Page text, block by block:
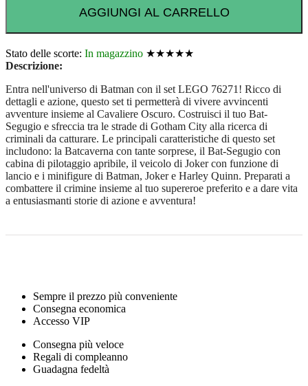
AGGIUNGI AL CARRELLO
Stato delle scorte: In magazzino ★★★★★
Descrizione:
Entra nell'universo di Batman con il set LEGO 76271! Ricco di
dettagli e azione, questo set ti permetterà di vivere avvincenti
avventure insieme al Cavaliere Oscuro. Costruisci il tuo Bat-
Segugio e sfreccia tra le strade di Gotham City alla ricerca di
criminali da catturare. Le principali caratteristiche di questo set
includono: la Batcaverna con tante sorprese, il Bat-Segugio con
cabina di pilotaggio apribile, il veicolo di Joker con funzione di
lancio e i minifigure di Batman, Joker e Harley Quinn. Preparati a
combattere il crimine insieme al tuo supereroe preferito e a dare vita
a entusiasmanti storie di azione e avventura!
Sempre il prezzo più conveniente
Consegna economica
Accesso VIP
Consegna più veloce
Regali di compleanno
Guadagna fedeltà